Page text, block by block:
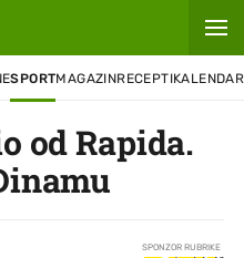
SPORTMAGAZINRECEPTIKALENDAR
od Rapida.
SPONZOR RUBRIKE